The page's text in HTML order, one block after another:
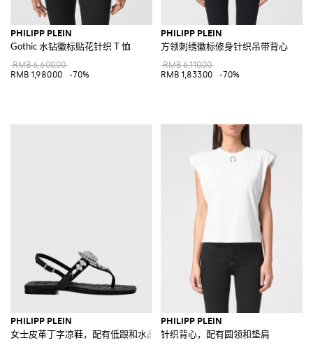
PHILIPP PLEIN
Gothic 水钻徽标贴花针织 T 恤
RMB 6,600.00
RMB 1,980.00
-70%
PHILIPP PLEIN
方领刺绣徽标修身针织吊带背心
RMB 6,110.00
RMB 1,833.00
-70%
PHILIPP PLEIN
女士皮革丁字凉鞋，配有低跟和水晶
PHILIPP PLEIN
针织背心，配有圆领和垫肩